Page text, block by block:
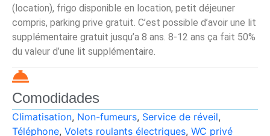
(location), frigo disponible en location, petit déjeuner
compris, parking prive gratuit. C’est possible d’avoir une lit
supplémentaire gratuit jusqu’a 8 ans. 8-12 ans ça fait 50%
du valeur d’une lit supplémentaire.
Comodidades
Climatisation, Non-fumeurs, Service de réveil,
Téléphone, Volets roulants électriques, WC privé